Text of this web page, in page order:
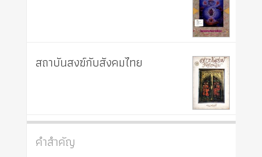
สถาบันสงฆ์กับสังคมไทย
คำสำคัญ